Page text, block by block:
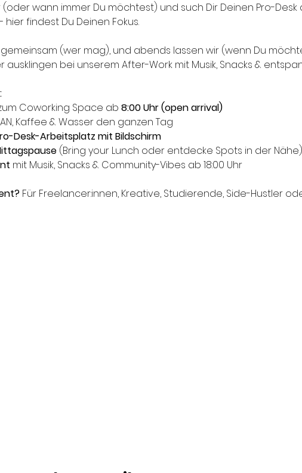
(oder wann immer Du möchtest) und such Dir Deinen Pro-
hier findest Du Deinen Fokus.
(wer mag), und abends lassen wir (wenn Du
ausklingen bei unserem After-Work mit Musik, Snacks &
Coworking Space ab 8:00 Uhr (open arrival)
Kaffee & Wasser den ganzen Tag
Desk-Arbeitsplatz mit Bildschirm
(Bring your Lunch oder entdecke Spots in der Nähe)
mit Musik, Snacks & Community-Vibes ab 18:00 Uhr
Für Freelancer:innen, Kreative, Studierende, Side-Hustler